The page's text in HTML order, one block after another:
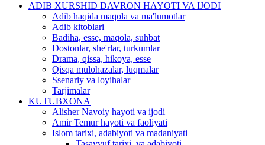
ADIB XURSHID DAVRON HAYOTI VA IJODI
Adib haqida maqola va ma'lumotlar
Adib kitoblari
Badiha, esse, maqola, suhbat
Dostonlar, she'rlar, turkumlar
Drama, qissa, hikoya, esse
Qisqa mulohazalar, luqmalar
Ssenariy va loyihalar
Tarjimalar
KUTUBXONA
Alisher Navoiy hayoti va ijodi
Amir Temur hayoti va faoliyati
Islom tarixi, adabiyoti va madaniyati